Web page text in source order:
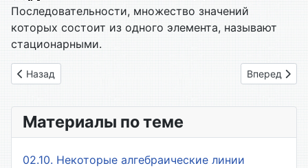
Последовательности, множество значений
которых состоит из одного элемента, называют
стационарными.
Предыдущий: 1. Предел последовательности. Краткая
Назад Следующий:
Вперед
Материалы по теме
02.10. Некоторые алгебраические линии